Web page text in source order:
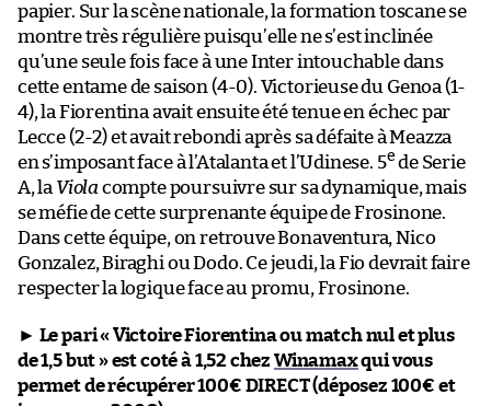
papier. Sur la scène nationale, la formation toscane se
montre très régulière puisqu’elle ne s’est inclinée
qu’une seule fois face à une Inter intouchable dans
cette entame de saison (4-0). Victorieuse du Genoa (1-
4), la Fiorentina avait ensuite été tenue en échec par
Lecce (2-2) et avait rebondi après sa défaite à Meazza
en s’imposant face à l’Atalanta et l’Udinese. 5e de Serie
A, la Viola compte poursuivre sur sa dynamique, mais
se méfie de cette surprenante équipe de Frosinone.
Dans cette équipe, on retrouve Bonaventura, Nico
Gonzalez, Biraghi ou Dodo. Ce jeudi, la Fio devrait faire
respecter la logique face au promu, Frosinone.
► Le pari « Victoire Fiorentina ou match nul et plus
de 1,5 but » est coté à 1,52 chez Winamaxqui vous
permet de récupérer 100€ DIRECT (déposez 100€ et